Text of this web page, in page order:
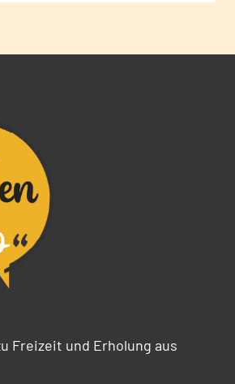
Freizeit und Erholung aus